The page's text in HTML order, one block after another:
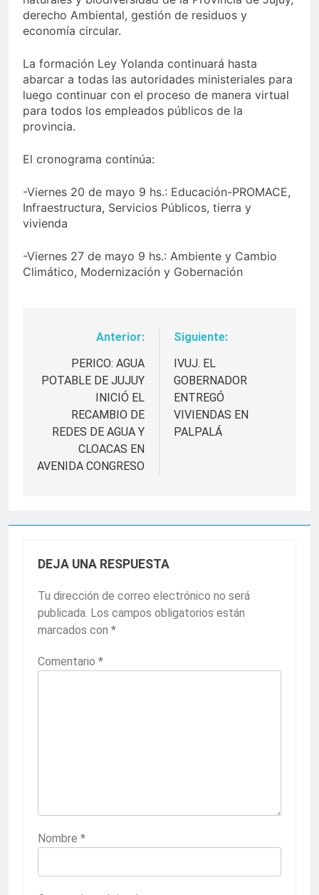
derecho Ambiental, gestión de residuos y
economía circular.
La formación Ley Yolanda continuará hasta
abarcar a todas las autoridades ministeriales para
luego continuar con el proceso de manera virtual
para todos los empleados públicos de la
provincia.
El cronograma continúa:
-Viernes 20 de mayo 9 hs.: Educación-PROMACE,
Infraestructura, Servicios Públicos, tierra y
vivienda
-Viernes 27 de mayo 9 hs.: Ambiente y Cambio
Climático, Modernización y Gobernación
Navegación
entradas
Anterior:
PERICO: AGUA
POTABLE DE JUJUY
INICIÓ EL
RECAMBIO DE
REDES DE AGUA Y
CLOACAS EN
AVENIDA CONGRESO
Siguiente:
IVUJ. EL
GOBERNADOR
ENTREGÓ
VIVIENDAS EN
PALPALÁ
DEJA UNA RESPUESTA
Tu dirección de correo electrónico no será
publicada. Los campos obligatorios están
marcados con *
Comentario *
Nombre *